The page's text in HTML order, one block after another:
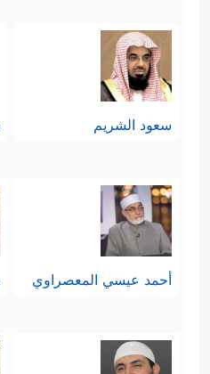
سعود الشريم
أحمد عيسي المعصراوي